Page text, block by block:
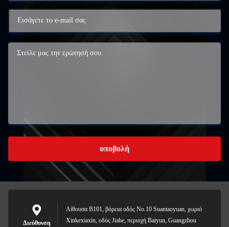
υποβολή
Διεύθυνση
Αίθουσα B101, βόρεια οδός No.10 Suantaoyuan, χωριό
Xinkexiaxin, οδός Jiahe, περιοχή Baiyun, Guangzhou